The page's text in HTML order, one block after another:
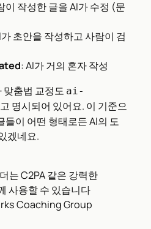
이 작성한 글을 AI가 수정 (문
초안을 작성하고 사람이 검
: AI가 거의 혼자 작성
맞춤법 교정도 ai-
명시되어 있어요. 이 기준으
들이 어떤 형태로든 AI의 도
겠네요.
는 C2PA 같은 강력한
사용할 수 있습니다
Coaching Group